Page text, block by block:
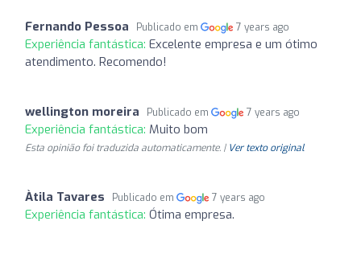
Fernando Pessoa Publicado em 7 years ago
Experiência fantástica: Excelente empresa e um ótimo
atendimento. Recomendo!
wellington moreira Publicado em 7 years ago
Experiência fantástica: Muito bom
Esta opinião foi traduzida automaticamente. | Ver texto original
Àtila Tavares Publicado em 7 years ago
Experiência fantástica: Ótima empresa.